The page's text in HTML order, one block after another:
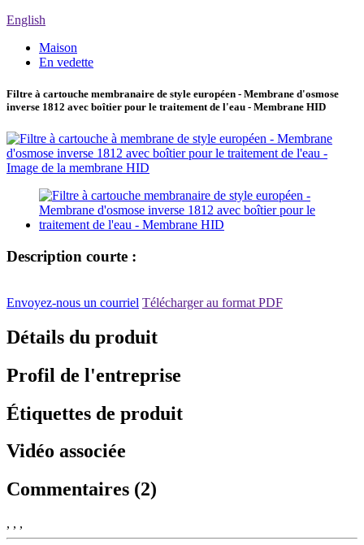
English
Maison
En vedette
Filtre à cartouche membranaire de style européen - Membrane d'osmose
inverse 1812 avec boîtier pour le traitement de l'eau - Membrane HID
Description courte :
Envoyez-nous un courriel Télécharger au format PDF
Détails du produit
Profil de l'entreprise
Étiquettes de produit
Vidéo associée
Commentaires (2)
, , ,